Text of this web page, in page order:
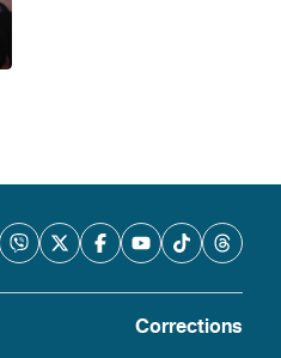
Corrections